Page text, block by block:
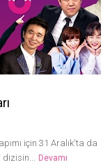
için 31 Aralık'ta da
dizisin... Devamı